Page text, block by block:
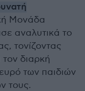
Μονάδα
αναλυτικά το
τονίζοντας
διαρκή
των παιδιών
τους.